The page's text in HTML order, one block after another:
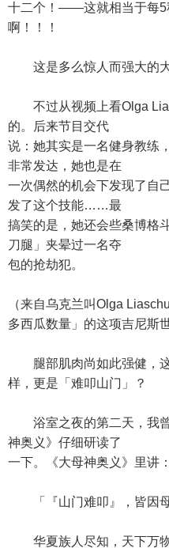
十二个！——这就相当于每5
啊！！！
这是多么惊人而强大的大
不过从视频上看Olga
的。后来节目交代
说：她其实是一名健身教练
非常发达，她也是在
一次偶然的机会下发现了自
发了这个技能……最
搞笑的是，她还会些桑博格
刀腿」夹晕过一名夺
包的抢劫犯。
（来自乌克兰叫Olga
多西瓜数量」的这项吉尼斯
腿部肌肉尚如此强健，这
样，更是「难叩山门」？
浴室之夜的第二天，我曾
神奥义》仔细研读了
一下。《大母神奥义》里讲：
「『山门难叩』，皆因母
华夏族人尽知，天下万物